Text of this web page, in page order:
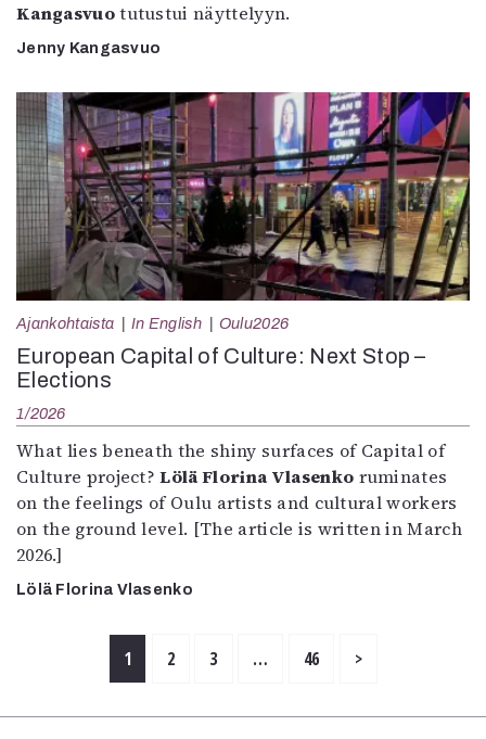
Kangasvuotutustui näyttelyyn.
Jenny Kangasvuo
Ajankohtaista In English Oulu2026
European Capital of Culture: Next Stop –
Elections
1/2026
What lies beneath the shiny surfaces of Capital of
Culture project?Lölä Florina Vlasenko ruminates
on the feelings of Oulu artists and cultural workers
on the ground level. [The article is written in March
2026.]
Lölä Florina Vlasenko
1 2 3 … 46 >